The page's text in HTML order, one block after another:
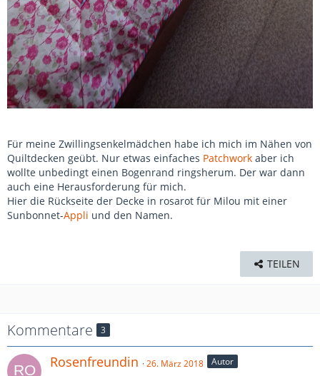
Für meine Zwillingsenkelmädchen habe ich mich im Nähen von
Quiltdecken geübt. Nur etwas einfaches Patchwork aber ich
wollte unbedingt einen Bogenrand ringsherum. Der war dann
auch eine Herausforderung für mich.
Hier die Rückseite der Decke in rosarot für Milou mit einer
Sunbonnet-Appli und den Namen.
TEILEN
Kommentare 3
Rosenfreundin 26. März 2018 Autor